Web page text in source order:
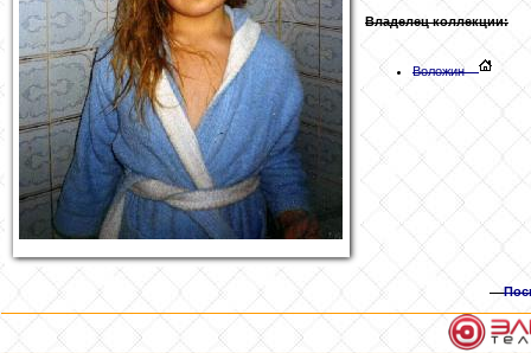
Владелец коллекции:
Воложин